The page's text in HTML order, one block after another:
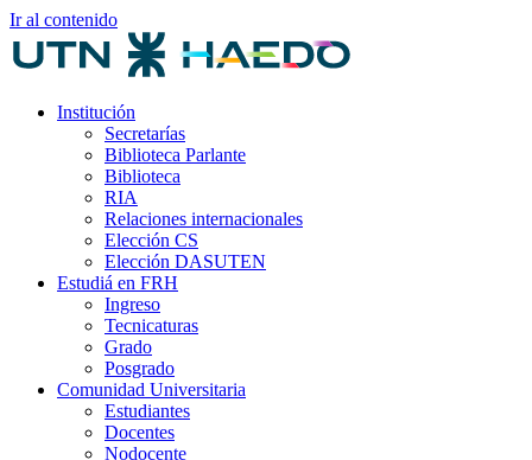
Ir al contenido
Institución
Secretarías
Biblioteca Parlante
Biblioteca
RIA
Relaciones internacionales
Elección CS
Elección DASUTEN
Estudiá en FRH
Ingreso
Tecnicaturas
Grado
Posgrado
Comunidad Universitaria
Estudiantes
Docentes
Nodocente